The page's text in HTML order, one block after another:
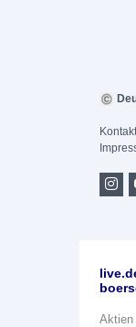
Kontakt
Aktien